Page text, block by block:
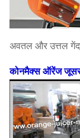
अवतल और उत्तल गेंद
कोनमैक्स ऑरेंज